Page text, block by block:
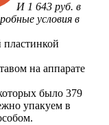
И 1 643 руб. в
условия в
пластинкой
на аппарате
было 379
упакуем в